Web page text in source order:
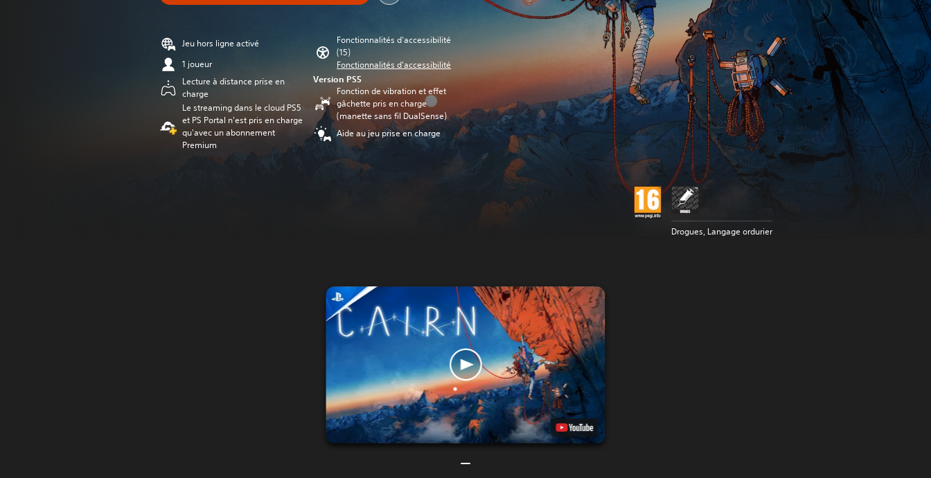
Jeu hors ligne activé
1 joueur
Lecture à distance prise en
charge
Le streaming dans le cloud PS5
et PS Portal n'est pris en charge
qu'avec un abonnement
Premium
Fonctionnalités d'accessibilité
(15)
Fonctionnalités d'accessibilité
Version PS5
Fonction de vibration et effet
gâchette pris en charge
(manette sans fil DualSense)
Aide au jeu prise en charge
Drogues, Langage ordurier